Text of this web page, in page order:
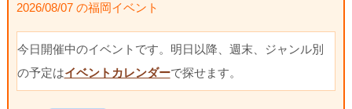
2026/08/07 の福岡イベント
今日開催中のイベントです。明日以降、週末、ジャンル別
の予定はイベントカレンダーで探せます。